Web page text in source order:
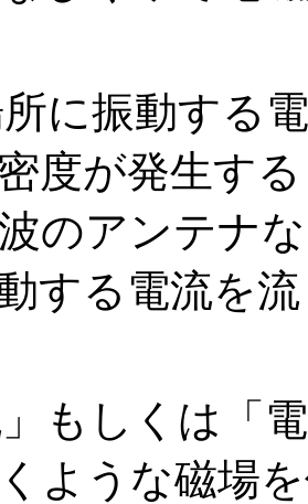
に振動する
度が発生す
のアンテナ
する電流を
もしくは「
ような磁場